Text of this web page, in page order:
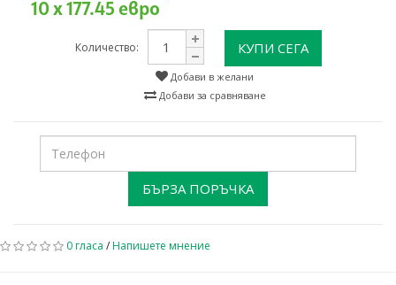
10 x 177.45 евро
Количество: КУПИ СЕГА
Добави в желани
Добави за сравняване
БЪРЗА ПОРЪЧКА
0 гласа /Напишете мнение